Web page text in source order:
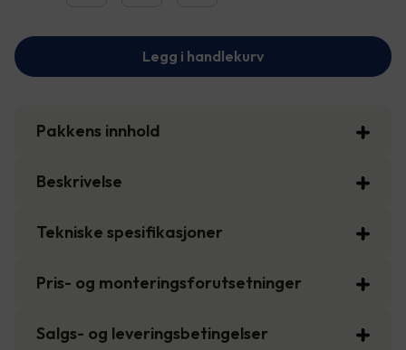
Legg i handlekurv
Pakkens innhold
Beskrivelse
Tekniske spesifikasjoner
Pris- og monteringsforutsetninger
Salgs- og leveringsbetingelser